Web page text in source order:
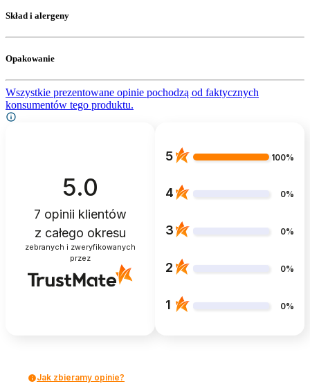
Skład i alergeny
Opakowanie
Wszystkie prezentowane opinie pochodzą od faktycznych
konsumentów tego produktu.
5.0
7 opinii klientów
z całego okresu
zebranych i zweryfikowanych
przez
5 100%
4 0%
3 0%
2 0%
1 0%
Jak zbieramy opinie?